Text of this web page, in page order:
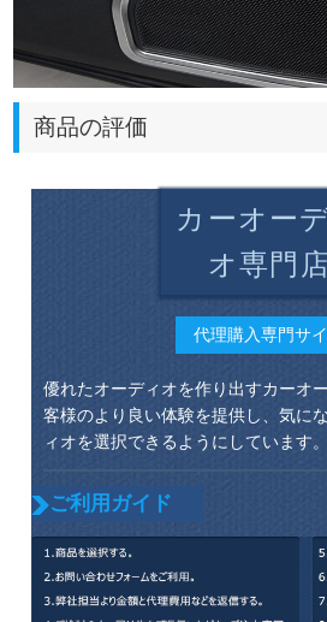
商品の評価
カーオー
オ専門店
代理購入専門サ
優れたオーディオを作り出すカーオ
客様のより良い体験を提供し、気に
ィオを選択できるようにしています。
ご利用ガイド